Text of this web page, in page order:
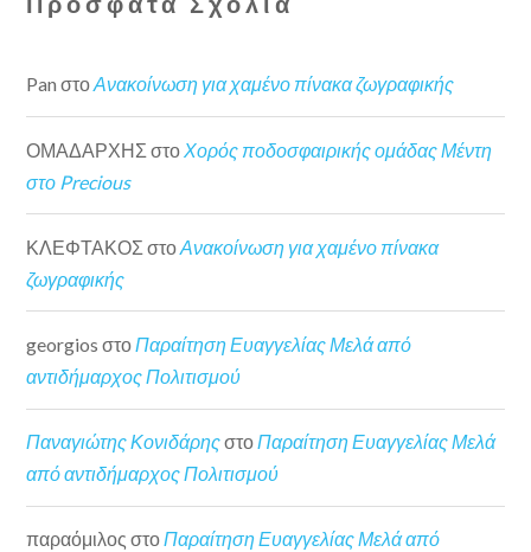
Pan στοΑνακοίνωση για χαμένο πίνακα ζωγραφικής
ΟΜΑΔΑΡΧΗΣ στο Χορός ποδοσφαιρικής ομάδας Μέντη
στο Precious
ΚΛΕΦΤΑΚΟΣ στοΑνακοίνωση για χαμένο πίνακα
ζωγραφικής
georgios στοΠαραίτηση Ευαγγελίας Μελά από
αντιδήμαρχος Πολιτισμού
Παναγιώτης ΚονιδάρηςστοΠαραίτηση Ευαγγελίας Μελά
από αντιδήμαρχος Πολιτισμού
παραόμιλος στοΠαραίτηση Ευαγγελίας Μελά από